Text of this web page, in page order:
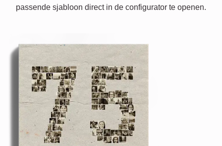
passende sjabloon direct in de configurator te openen.